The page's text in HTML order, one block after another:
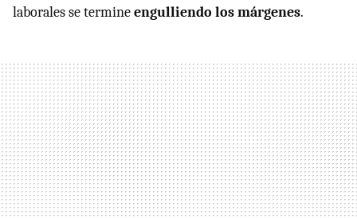
laborales se termineengulliendo los márgenes.